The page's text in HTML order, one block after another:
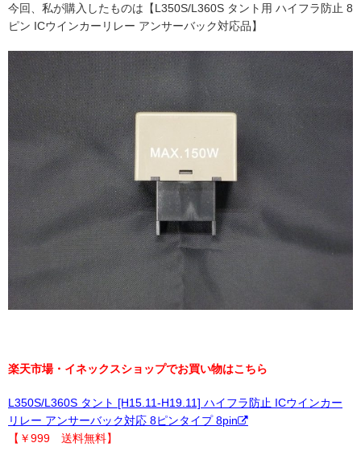
今回、私が購入したものは【L350S/L360S タント用 ハイフラ防止 8
ピン ICウインカーリレー アンサーバック対応品】
楽天市場・イネックスショップでお買い物はこちら
L350S/L360S タント [H15.11-H19.11] ハイフラ防止 ICウインカー
リレー アンサーバック対応 8ピンタイプ 8pin
【￥999 送料無料】